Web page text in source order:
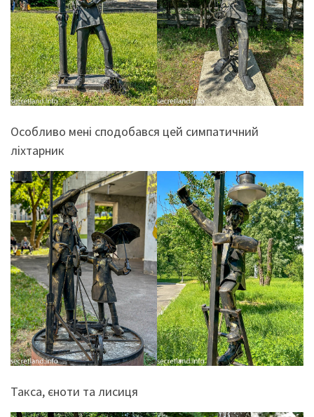
Особливо мені сподобався цей симпатичний
ліхтарник
Такса, єноти та лисиця